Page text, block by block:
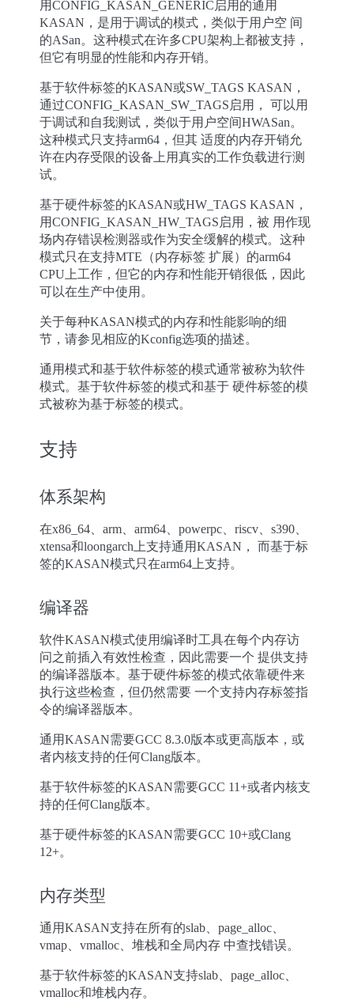
用CONFIG_KASAN_GENERIC启用的通用
KASAN，是用于调试的模式，类似于用户空 间
的ASan。这种模式在许多CPU架构上都被支持，
但它有明显的性能和内存开销。
基于软件标签的KASAN或SW_TAGS KASAN，
通过CONFIG_KASAN_SW_TAGS启用， 可以用
于调试和自我测试，类似于用户空间HWASan。
这种模式只支持arm64，但其 适度的内存开销允
许在内存受限的设备上用真实的工作负载进行测
试。
基于硬件标签的KASAN或HW_TAGS KASAN，
用CONFIG_KASAN_HW_TAGS启用，被 用作现
场内存错误检测器或作为安全缓解的模式。这种
模式只在支持MTE（内存标签 扩展）的arm64
CPU上工作，但它的内存和性能开销很低，因此
可以在生产中使用。
关于每种KASAN模式的内存和性能影响的细
节，请参见相应的Kconfig选项的描述。
通用模式和基于软件标签的模式通常被称为软件
模式。基于软件标签的模式和基于 硬件标签的模
式被称为基于标签的模式。
支持
体系架构
在x86_64、arm、arm64、powerpc、riscv、s390、
xtensa和loongarch上支持通用KASAN， 而基于标
签的KASAN模式只在arm64上支持。
编译器
软件KASAN模式使用编译时工具在每个内存访
问之前插入有效性检查，因此需要一个 提供支持
的编译器版本。基于硬件标签的模式依靠硬件来
执行这些检查，但仍然需要 一个支持内存标签指
令的编译器版本。
通用KASAN需要GCC 8.3.0版本或更高版本，或
者内核支持的任何Clang版本。
基于软件标签的KASAN需要GCC 11+或者内核支
持的任何Clang版本。
基于硬件标签的KASAN需要GCC 10+或Clang
12+。
内存类型
通用KASAN支持在所有的slab、page_alloc、
vmap、vmalloc、堆栈和全局内存 中查找错误。
基于软件标签的KASAN支持slab、page_alloc、
vmalloc和堆栈内存。